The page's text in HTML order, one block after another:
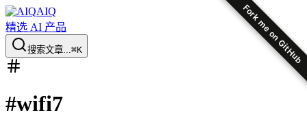
Fork me on GitHub
AIQ
精选 AI 产品
搜索文章...⌘K
#wifi7